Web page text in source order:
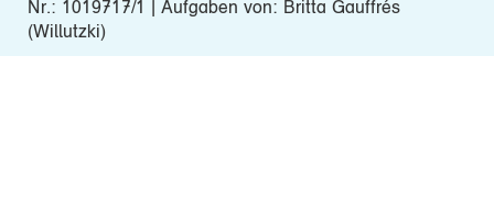
Nr.: 1019717/1 | Aufgaben von: Britta Gauffrés
(Willutzki)